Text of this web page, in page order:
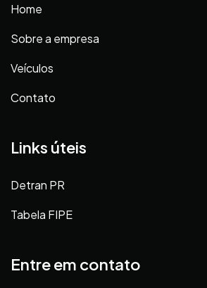
Home
Sobre a empresa
Veículos
Contato
Links úteis
Detran PR
Tabela FIPE
Entre em contato